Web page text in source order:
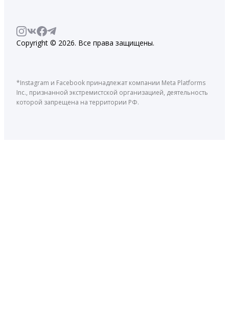
Copyright © 2026. Все права защищены.
*Instagram и Facebook принадлежат компании Meta Platforms
Inc., признанной экстремистской организацией, деятельность
которой запрещена на территории РФ.